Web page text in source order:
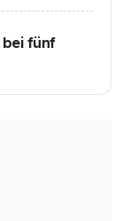
bei fünf